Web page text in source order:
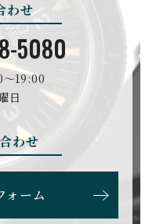
DAVOSA
ダボサ
E.C.W
ヨーロピアン・カンパニ
ー・ウォッチ
EDOX
エドックス
F.P.ジュルヌ
わせ
5080
19:00
日
わせ
ォーム